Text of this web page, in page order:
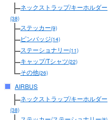
ネックストラップ/キーホルダー
(38)
ステッカー(9)
ピンバッジ(14)
ステーショナリー(11)
キャップ/Tシャツ(22)
その他(26)
AIRBUS
ネックストラップ/キーホルダー
(38)